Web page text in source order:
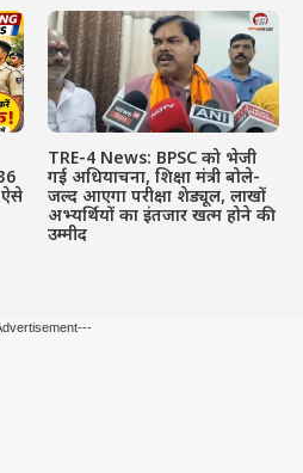
ऐसे
TRE-4 News: BPSC को भेजी
गई अधियाचना, शिक्षा मंत्री बोले-
जल्द आएगा परीक्षा शेड्यूल, लाखों
अभ्यर्थियों का इंतजार खत्म होने की
उम्मीद